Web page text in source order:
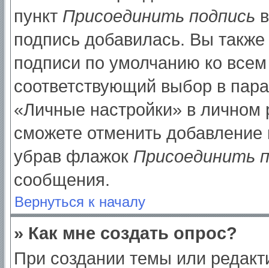
пункт Присоединить подпись
подпись добавилась. Вы
подписи по умолчанию ко
соответствующий выбор в
«Личные настройки» в
сможете отменить
убрав флажок Присоединить
сообщения.
Вернуться к началу
» Как мне создать опрос?
При создании темы или